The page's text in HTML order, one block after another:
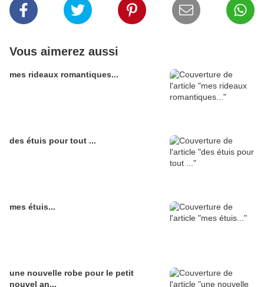
Vous aimerez aussi
mes rideaux romantiques...
des étuis pour tout ...
mes étuis...
une nouvelle robe pour le petit
nouvel an...